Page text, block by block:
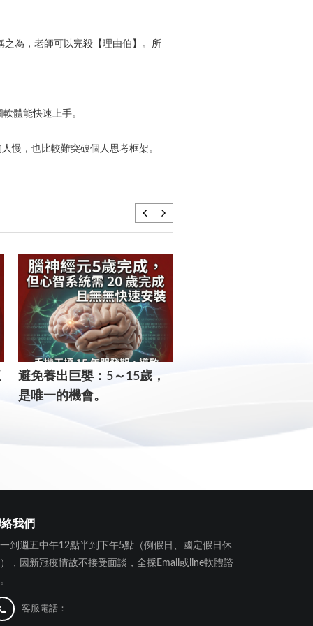
為，老師可以完殺【理由伯】。所
體能快速上手。
慢，也比較難突破個人思考框架。
​避免養出巨嬰：5～15歲，
是唯一的機會。
我們
到週五中午12點半到下午5點（例假日、國定假日休
，因新冠疫情故不接受面談，全採Email或line軟體諮
客服電話：